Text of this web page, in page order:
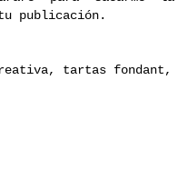
publicación.
tartas fondant,